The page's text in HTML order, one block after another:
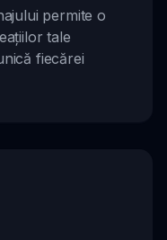
permite o
tale
fiecărei